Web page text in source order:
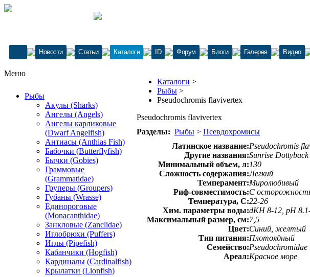
Новости Статьи Каталоги ID Форум Блоги Галерея Видео
Меню
Рыбы
Акулы (Sharks)
Ангелы (Angels)
Ангелы карликовые
(Dwarf Angelfish)
Антиасы (Anthias Fish)
Бабочки (Butterflyfish)
Бычки (Gobies)
Граммовые
(Grammatidae)
Груперы (Groupers)
Губаны (Wrasse)
Единороговые
(Monacanthidae)
Занкловые (Zanclidae)
Иглобрюхи (Puffers)
Иглы (Pipefish)
Кабанчики (Hogfish)
Кардиналы (Cardinalfish)
Крылатки (Lionfish)
Каталоги >
Рыбы >
Pseudochromis flavivertex
Pseudochromis flavivertex
Разделы: Рыбы > Псевдохромисы
Латинское название:Pseudochromis
Другие названия:Sunrise Dottyback
Минимальный объем, л:130
Сложность содержания:Легкий
Темперамент:Миролюбивый
Риф-совместимость:С
Температура, С:22-26
Хим. параметры воды:dKH 8-12, pH
Максимальный размер, см:7,5
Цвет:Синий, желтый
Тип питания:Плотоядный
Семейство:Pseudochromidae
Ареал:Красное море